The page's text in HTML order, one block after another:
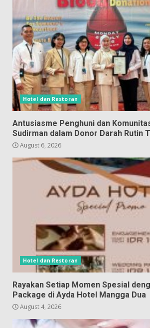
Hotel dan Restoran
Antusiasme Penghuni dan
Sudirman dalam Donor Darah Rutin
August 6, 2026
Hotel dan Restoran
Rayakan Setiap Momen Spesial
Package di Ayda Hotel Mangga Dua
August 4, 2026